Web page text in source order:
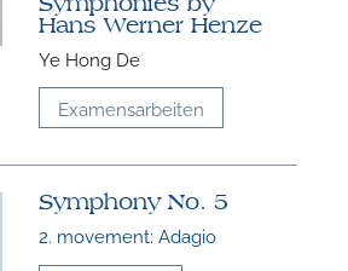
Hans Werner Henze
Ye Hong De
Examensarbeiten
Symphony No. 5
2. movement: Adagio